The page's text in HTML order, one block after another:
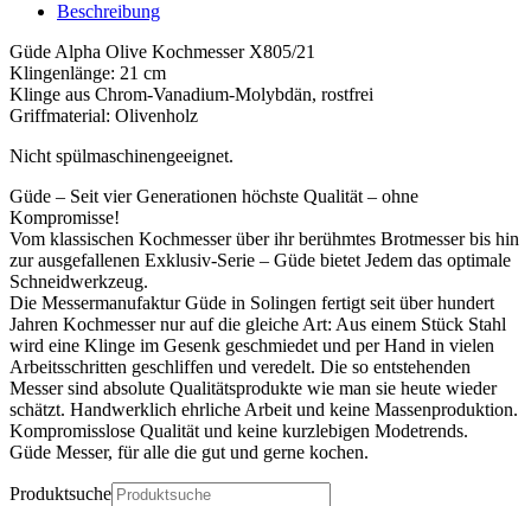
21
cm
Menge
Beschreibung
Güde Alpha Olive Kochmesser X805/21
Klingenlänge: 21 cm
Klinge aus Chrom-Vanadium-Molybdän, rostfrei
Griffmaterial: Olivenholz
Nicht spülmaschinengeeignet.
Güde – Seit vier Generationen höchste Qualität – ohne
Kompromisse!
Vom klassischen Kochmesser über ihr berühmtes Brotmesser bis hin
zur ausgefallenen Exklusiv-Serie – Güde bietet Jedem das optimale
Schneidwerkzeug.
Die Messermanufaktur Güde in Solingen fertigt seit über hundert
Jahren Kochmesser nur auf die gleiche Art: Aus einem Stück Stahl
wird eine Klinge im Gesenk geschmiedet und per Hand in vielen
Arbeitsschritten geschliffen und veredelt. Die so entstehenden
Messer sind absolute Qualitätsprodukte wie man sie heute wieder
schätzt. Handwerklich ehrliche Arbeit und keine Massenproduktion.
Kompromisslose Qualität und keine kurzlebigen Modetrends.
Güde Messer, für alle die gut und gerne kochen.
Produktsuche